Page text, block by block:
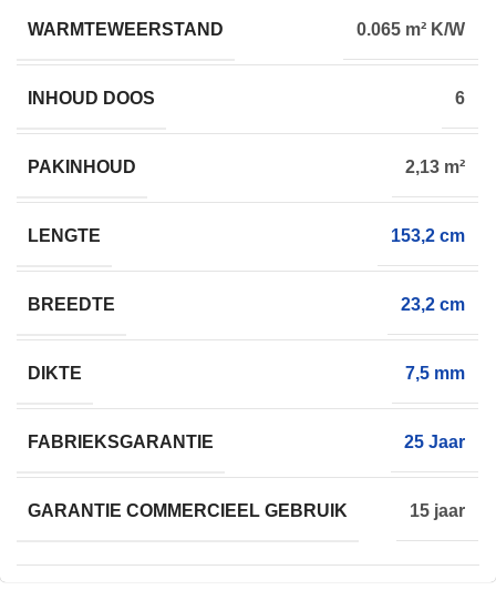
WARMTEWEERSTAND 0.065 m² K/W
INHOUD DOOS 6
PAKINHOUD 2,13 m²
LENGTE 153,2 cm
BREEDTE 23,2 cm
DIKTE 7,5 mm
FABRIEKSGARANTIE 25 Jaar
GARANTIE COMMERCIEEL GEBRUIK 15 jaar